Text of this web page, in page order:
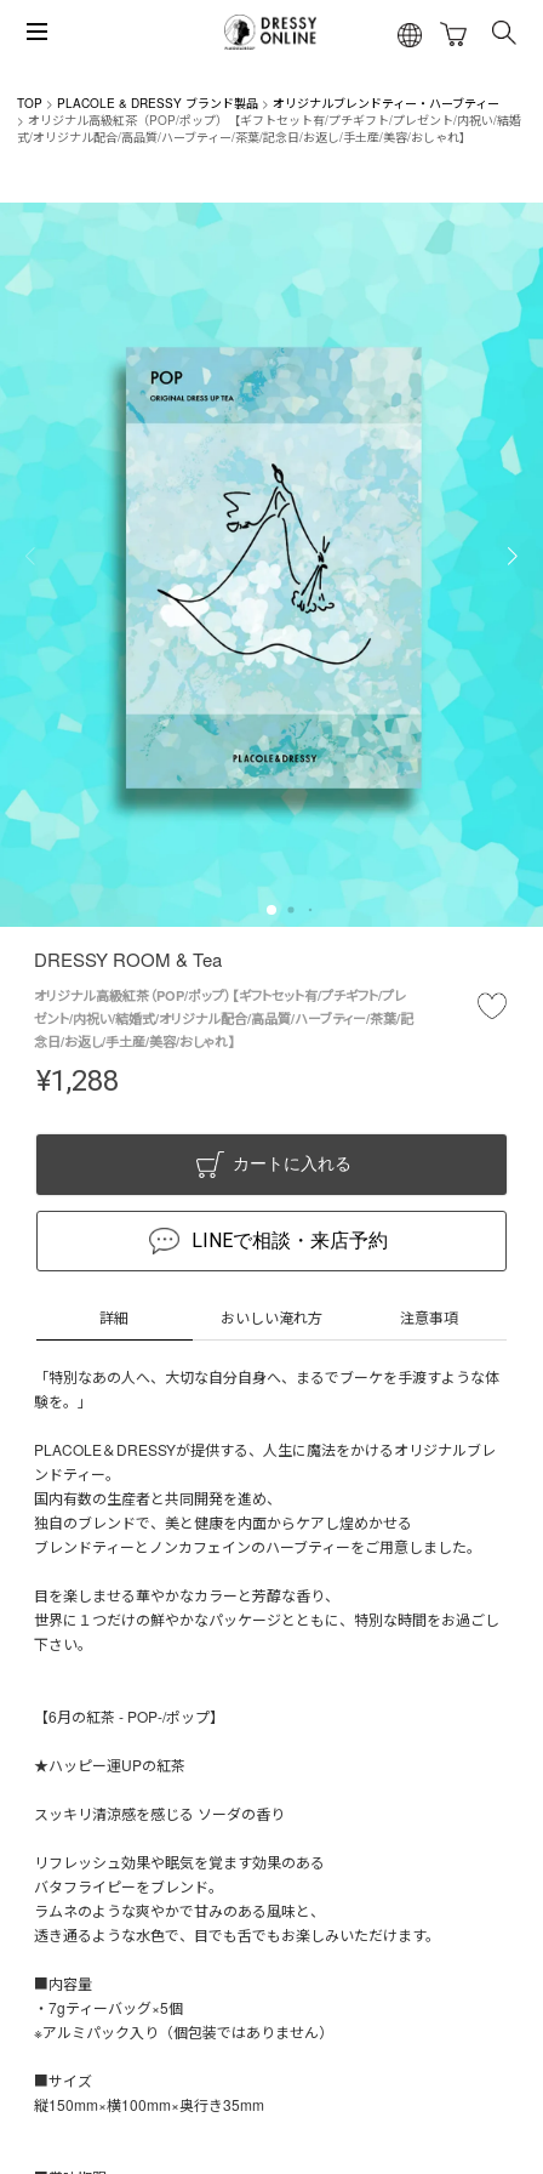
TOP PLACOLE & DRESSY ブランド製品
オリジナルブレンドティー・ハーブティー
オリジナル高級紅茶（POP/ポップ）【ギフトセット有/プチギフト/プレゼント/内祝い/結婚
式/オリジナル配合/高品質/ハーブティー/茶葉/記念日/お返し/手土産/美容/おしゃれ】
DRESSY ROOM & Tea
オリジナル高級紅茶（POP/ポップ）【ギフトセット有/プチギフト/プレ
ゼント/内祝い/結婚式/オリジナル配合/高品質/ハーブティー/茶葉/記
念日/お返し/手土産/美容/おしゃれ】
¥1,288
カートに入れる
LINEで相談・来店予約
詳細 おいしい淹れ方 注意事項
「特別なあの人へ、大切な自分自身へ、まるでブーケを手渡すような体
験を。」
PLACOLE＆DRESSYが提供する、人生に魔法をかけるオリジナルブレ
ンドティー。
国内有数の生産者と共同開発を進め、
独自のブレンドで、美と健康を内面からケアし煌めかせる
ブレンドティーとノンカフェインのハーブティーをご用意しました。
目を楽しませる華やかなカラーと芳醇な香り、
世界に１つだけの鮮やかなパッケージとともに、特別な時間をお過ごし
下さい。
【6月の紅茶 - POP-/ポップ】
★ハッピー運UPの紅茶
スッキリ清涼感を感じる ソーダの香り
リフレッシュ効果や眠気を覚ます効果のある
バタフライピーをブレンド。
ラムネのような爽やかで甘みのある風味と、
透き通るような水色で、目でも舌でもお楽しみいただけます。
■内容量
・7gティーバッグ×5個
※アルミパック入り（個包装ではありません）
■サイズ
縦150mm×横100mm×奥行き35mm